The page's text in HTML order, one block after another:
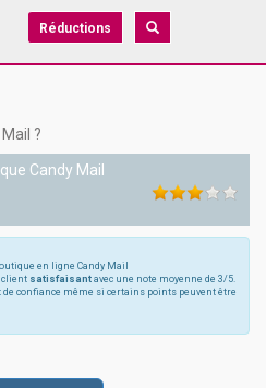
Réductions
?
Candy Mail
en ligne Candy Mail
client satisfaisant avec une note moyenne de 3/5.
confiance même si certains points peuvent être